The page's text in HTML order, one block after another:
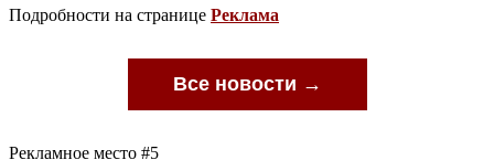
Подробности на странице Реклама
Все новости →
Рекламное место #5